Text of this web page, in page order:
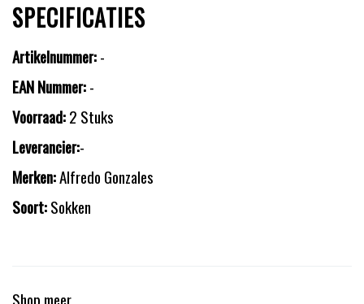
SPECIFICATIES
Artikelnummer:-
EAN Nummer:-
Voorraad:2 Stuks
Leverancier:-
Merken:Alfredo Gonzales
Soort:Sokken
Shop meer